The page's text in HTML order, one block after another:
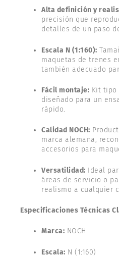
Alta definición y
precisión que
detalles de un paso
Escala N (1:160):
maquetas de trenes
también adecuado
Fácil montaje: Kit tipo
diseñado para un
rápido.
Calidad NOCH:
marca alemana,
accesorios para
Versatilidad: Ideal
áreas de servicio o
realismo a cualquier
Especificaciones Técnicas
Marca: NOCH
Escala: N (1:160)